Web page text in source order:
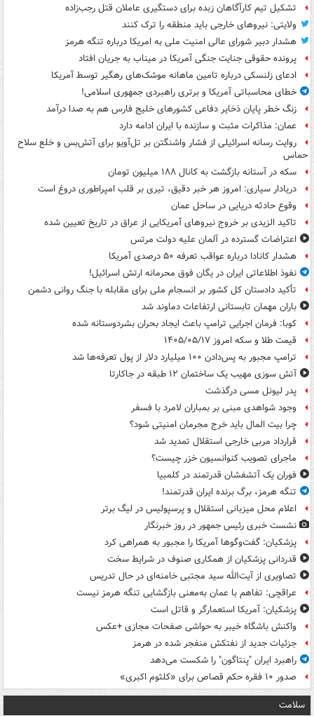
تشکیل تیم کارآگاهان زبده برای دستگیری عاملان قتل رجب‌زاده
ولایتی: نیروهای خارجی باید منطقه را ترک کنند
هشدار دبیر شورای عالی امنیت ملی به امریکا درباره تنگه هرمز
پرونده حقوقی جنایت جنگی آمریکا در میناب به جریان افتاد
ادعای زلنسکی درباره تامین ماهانه موشک‌های رهگیر توسط آمریکا
خطای محاسباتی آمریکا و برتری راهبردی جمهوری اسلامی!
زنگ خطر پایان ذخایر دفاعی کشورهای خلیج فارس هم به صدا درآمد
عمان: مذاکرات مثبت و سازنده با ایران ادامه دارد
روایت رسانه اسرائیلی از فشار واشنگتن بر تل‌آویو برای آتش‌بس و خلع سلاح
حماس
سکه در آستانه بازگشت به کانال ۱۸۸ میلیون تومان
دریادار سیاری: امروز هر خبر دقیق، تیری بر قلب امپراطوری دروغ است
وقوع حادثه دریایی در ساحل عمان
تاکید الزیدی بر خروج نیروهای آمریکایی از عراق در تاریخ تعیین شده
اعتراضات گسترده در آلمان علیه دولت مرتس
هشدار کانادا درباره عواقب تعرفه ۵۰ درصدی آمریکا
نفوذ اطلاعاتی ایران در یگان فوق محرمانه ارتش اسرائیل!
تأکید دادستان کل کشور بر انسجام ملی برای مقابله با جنگ روانی دشمن
باران مهمان تابستانی ارتفاعات دماوند شد
کوبا: فرمان اجرایی ترامپ باعث ایجاد بحران بشردوستانه شده
قیمت طلا و سکه امروز ۱۴۰۵/۰۵/۱۷
ترامپ مجبور به پس‌دادن ۱۰۰ میلیارد دلار از پول تعرفه‌ها شد
آتش سوزی مهیب یک ساختمان ۱۲ طبقه در جاکارتا
پدر لیونل مسی درگذشت
وجود شواهدی مبنی بر بمباران لامرد با فسفر
چرا بیت المال باید خرج مجرمان امنیتی شود؟
قرارداد مربی خارجی استقلال تمدید شد
ماجرای تصویب کنوانسیون خزر چیست؟
فوران یک آتشفشان قدرتمند در کلمبیا
تنگه هرمز، برگ برنده ایران قدرتمند!
اعلام محل میزبانی استقلال و پرسپولیس در لیگ برتر
نشست خبری رئیس جمهور در روز خبرنگار
پزشکیان: گفت‌وگوها آمریکا را مجبور به همراهی کرد
قدردانی پزشکیان از همکاری صنوف در شرایط سخت
تصاویری از آیت‌الله سید مجتبی خامنه‌ای در حال تدریس
عراقچی: تفاهم با عمان به‌معنی بازگشایی تنگه هرمز نیست
پزشکیان: آمریکا استعمارگر و قاتل است
واکنش باشگاه خیبر به حواشی صفحات مجازی +عکس
جزئیات جدید از نفتکش منفجر شده در هرمز
راهبرد ایران "پنتاگون" را شکست می‌دهد
صدور ۱۰ فقره حکم قصاص برای «کلثوم اکبری»
سلامت